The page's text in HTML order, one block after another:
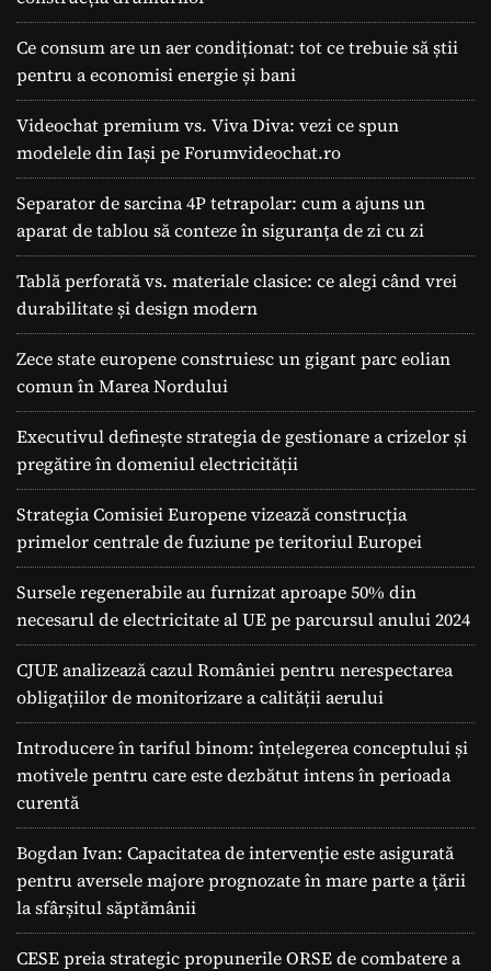
Ce consum are un aer condiționat: tot ce trebuie să știi
pentru a economisi energie și bani
Videochat premium vs. Viva Diva: vezi ce spun
modelele din Iași pe Forumvideochat.ro
Separator de sarcina 4P tetrapolar: cum a ajuns un
aparat de tablou să conteze în siguranța de zi cu zi
Tablă perforată vs. materiale clasice: ce alegi când vrei
durabilitate și design modern
Zece state europene construiesc un gigant parc eolian
comun în Marea Nordului
Executivul definește strategia de gestionare a crizelor și
pregătire în domeniul electricității
Strategia Comisiei Europene vizează construcția
primelor centrale de fuziune pe teritoriul Europei
Sursele regenerabile au furnizat aproape 50% din
necesarul de electricitate al UE pe parcursul anului 2024
CJUE analizează cazul României pentru nerespectarea
obligațiilor de monitorizare a calității aerului
Introducere în tariful binom: înțelegerea conceptului și
motivele pentru care este dezbătut intens în perioada
curentă
Bogdan Ivan: Capacitatea de intervenție este asigurată
pentru aversele majore prognozate în mare parte a ţării
la sfârșitul săptămânii
CESE preia strategic propunerile ORSE de combatere a